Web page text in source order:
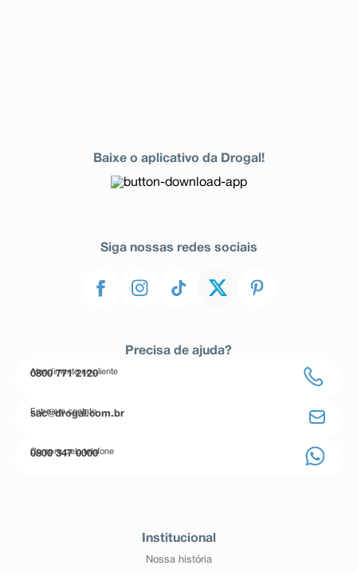
Baixe o aplicativo da Drogal!
Siga nossas redes sociais
Precisa de ajuda?
Atendimento ao cliente
0800 771 2120
Entre em contato
sac@drogal.com.br
Compre pelo telefone
0800 347 0000
Institucional
Nossa história